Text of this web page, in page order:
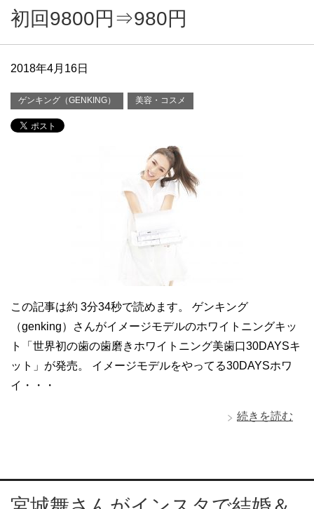
初回9800円⇒980円
2018年4月16日
ゲンキング（GENKING） 美容・コスメ
この記事は約 3分34秒で読めます。 ゲンキング
（genking）さんがイメージモデルのホワイトニングキッ
ト「世界初の歯の歯磨きホワイトニング美歯口30DAYSキ
ット」が発売。 イメージモデルをやってる30DAYSホワ
イ・・・
続きを読む